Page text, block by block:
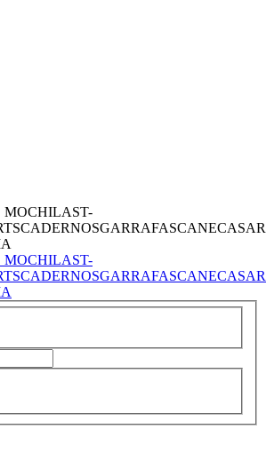
MOCHILAST-
CADERNOSGARRAFASCANECASAR
MOCHILAST-
CADERNOSGARRAFASCANECASAR